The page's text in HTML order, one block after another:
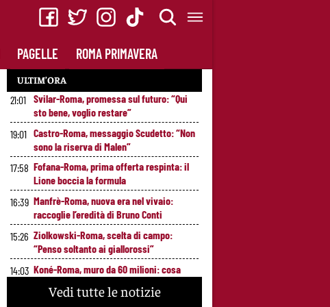
PAGELLE ROMA PRIMAVERA
ULTIM’ORA
21:01 Svilar-Roma, promessa sul futuro: “Qui
sto bene, voglio restare”
19:01 Castro-Roma, messaggio Scudetto: “Non
sono la riserva di Malen”
17:58 Fofana-Roma, prima offerta respinta: il
Lione boccia la formula
16:39 Manfrè-Roma, nuova era nel vivaio:
raccoglie l’eredità di Bruno Conti
15:26 Ziolkowski-Roma, scelta di campo:
“Penso soltanto ai giallorossi”
14:03 Koné-Roma, muro da 60 milioni: cosa
Vedi tutte le notizie